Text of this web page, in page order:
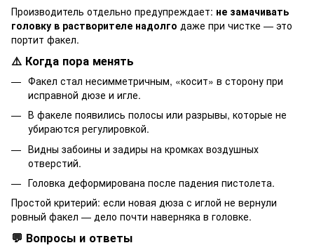
Производитель отдельно предупреждает: не замачивать
головку в растворителе надолго даже при чистке — это
портит факел.
⚠️ Когда пора менять
Факел стал несимметричным, «косит» в сторону при
исправной дюзе и игле.
В факеле появились полосы или разрывы, которые не
убираются регулировкой.
Видны забоины и задиры на кромках воздушных
отверстий.
Головка деформирована после падения пистолета.
Простой критерий: если новая дюза с иглой не вернули
ровный факел — дело почти наверняка в головке.
💬 Вопросы и ответы